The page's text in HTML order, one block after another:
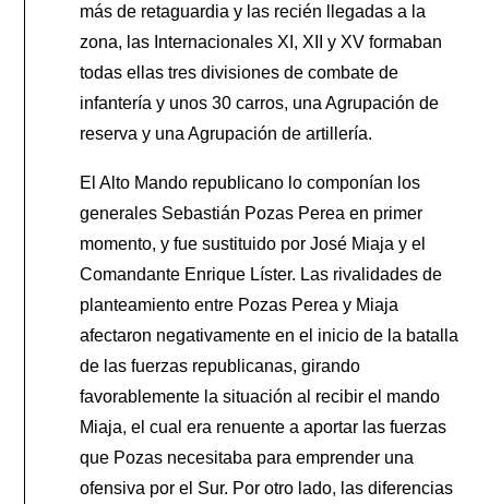
más de retaguardia y las recién llegadas a la
zona, las Internacionales XI, XII y XV formaban
todas ellas tres divisiones de combate de
infantería y unos 30 carros, una Agrupación de
reserva y una Agrupación de artillería.
El Alto Mando republicano lo componían los
generales Sebastián Pozas Perea en primer
momento, y fue sustituido por José Miaja y el
Comandante Enrique Líster. Las rivalidades de
planteamiento entre Pozas Perea y Miaja
afectaron negativamente en el inicio de la batalla
de las fuerzas republicanas, girando
favorablemente la situación al recibir el mando
Miaja, el cual era renuente a aportar las fuerzas
que Pozas necesitaba para emprender una
ofensiva por el Sur. Por otro lado, las diferencias